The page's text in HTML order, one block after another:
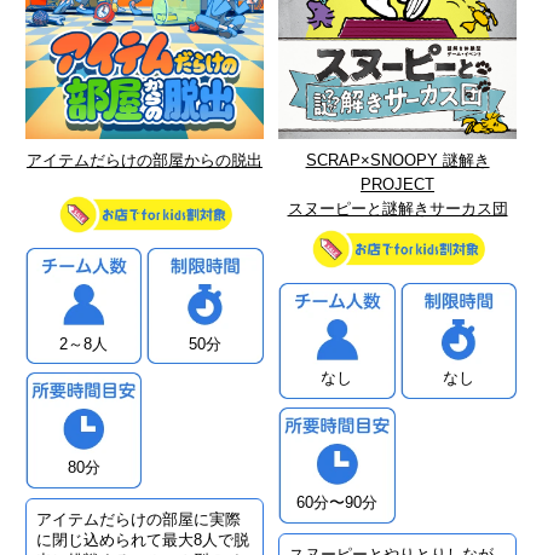
アイテムだらけの部屋からの脱出
2～8人 50分
80分
アイテムだらけの部屋に実際
に閉じ込められて最大8人で脱
SCRAP×SNOOPY 謎解き
PROJECT
スヌーピーと謎解きサーカス団
なし なし
60分〜90分